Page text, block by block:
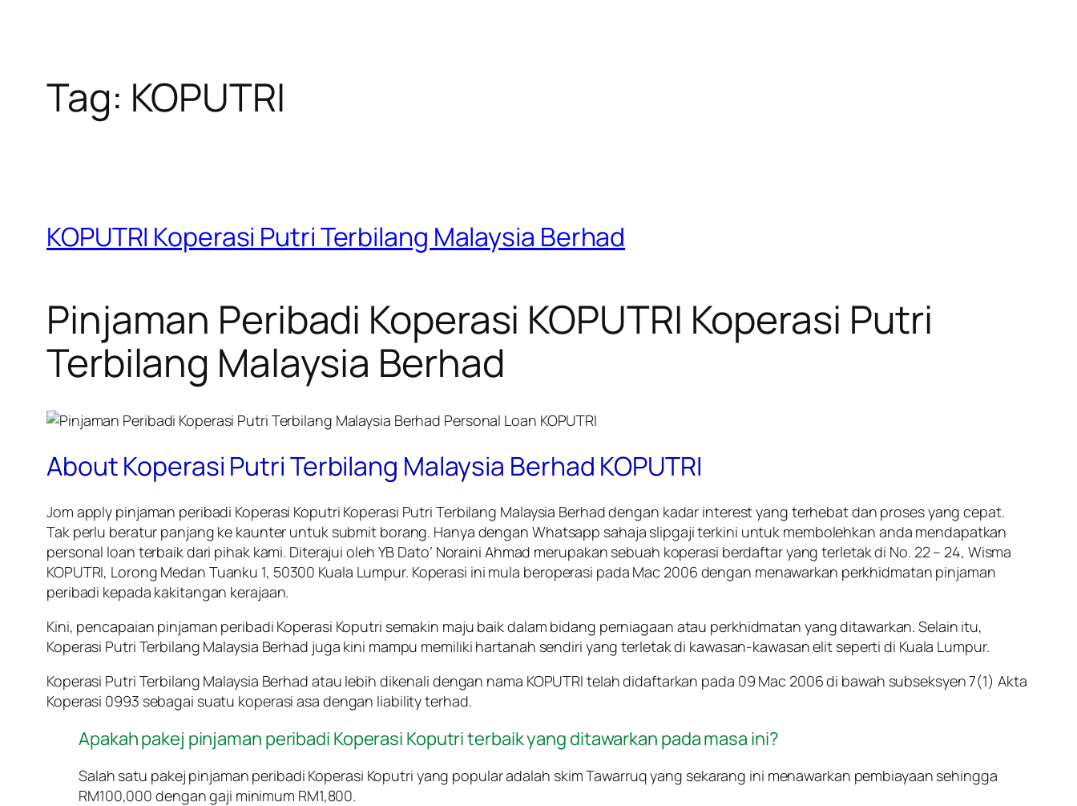
Tag: KOPUTRI
KOPUTRI Koperasi Putri Terbilang Malaysia Berhad
Pinjaman Peribadi Koperasi KOPUTRI Koperasi Putri
Terbilang Malaysia Berhad
About Koperasi Putri Terbilang Malaysia Berhad KOPUTRI
Jom apply pinjaman peribadi Koperasi Koputri Koperasi Putri Terbilang Malaysia Berhad dengan kadar interest yang terhebat dan proses yang cepat.
Tak perlu beratur panjang ke kaunter untuk submit borang. Hanya dengan Whatsapp sahaja slipgaji terkini untuk membolehkan anda mendapatkan
personal loan terbaik dari pihak kami. Diterajui oleh YB Dato’ Noraini Ahmad merupakan sebuah koperasi berdaftar yang terletak di No. 22 – 24, Wisma
KOPUTRI, Lorong Medan Tuanku 1, 50300 Kuala Lumpur. Koperasi ini mula beroperasi pada Mac 2006 dengan menawarkan perkhidmatan pinjaman
peribadi kepada kakitangan kerajaan.
Kini, pencapaian pinjaman peribadi Koperasi Koputri semakin maju baik dalam bidang perniagaan atau perkhidmatan yang ditawarkan. Selain itu,
Koperasi Putri Terbilang Malaysia Berhad juga kini mampu memiliki hartanah sendiri yang terletak di kawasan-kawasan elit seperti di Kuala Lumpur.
Koperasi Putri Terbilang Malaysia Berhad atau lebih dikenali dengan nama KOPUTRI telah didaftarkan pada 09 Mac 2006 di bawah subseksyen 7(1) Akta
Koperasi 0993 sebagai suatu koperasi asa dengan liability terhad.
Apakah pakej pinjaman peribadi Koperasi Koputri terbaik yang ditawarkan pada masa ini?
Salah satu pakej pinjaman peribadi Koperasi Koputri yang popular adalah skim Tawarruq yang sekarang ini menawarkan pembiayaan sehingga
RM100,000 dengan gaji minimum RM1,800.